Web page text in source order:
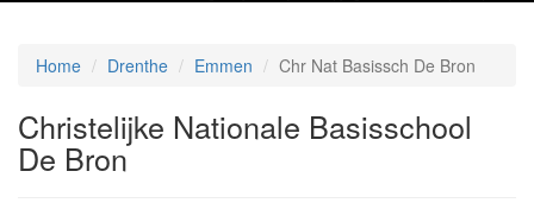
Home Drenthe Emmen Chr Nat Basissch De Bron
Christelijke Nationale Basisschool
De Bron